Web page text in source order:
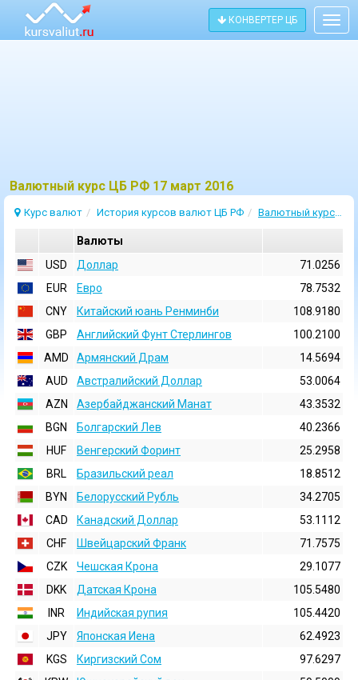
КОНВЕРТЕР ЦБ
Bалютный курс ЦБ РФ 17 март 2016
Курс валют История курсов валют ЦБ РФ Валютный курс 17 Март 2016
Валюты
USD
Доллар
71.0256
EUR
Евро
78.7532
CNY
Китайский юань Ренминби
108.9180
GBP
Английский Фунт Стерлингов
100.2100
AMD
Армянский Драм
14.5694
AUD
Австралийский Доллар
53.0064
AZN
Азербайджанский Манат
43.3532
BGN
Болгарский Лев
40.2366
HUF
Венгерский Форинт
25.2958
BRL
Бразильский реал
18.8512
BYN
Белорусский Рубль
34.2705
CAD
Канадский Доллар
53.1112
CHF
Швейцарский Франк
71.7575
CZK
Чешская Крона
29.1077
DKK
Датская Крона
105.5480
INR
Индийская pупия
105.4420
JPY
Японская Иена
62.4923
KGS
Киргизский Сом
97.6297